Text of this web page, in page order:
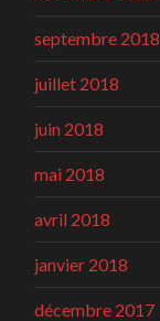
septembre 2018
juillet 2018
juin 2018
mai 2018
avril 2018
janvier 2018
décembre 2017